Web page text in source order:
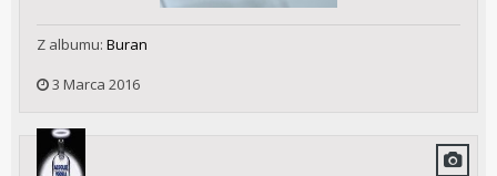
Z albumu: Buran
3 Marca 2016